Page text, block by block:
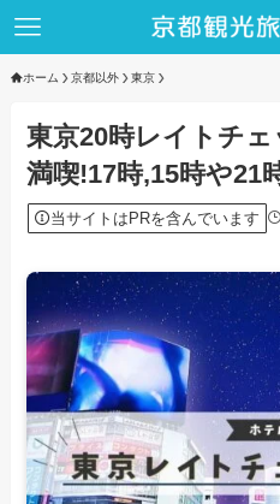
ホーム 京都以外 東京
東京20時レイトチ
満喫!17時,15時や21
当サイトはPRを含んでいます